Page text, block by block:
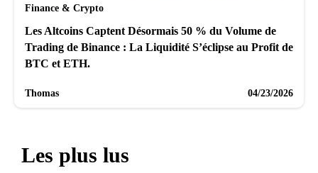
Finance & Crypto
Les Altcoins Captent Désormais 50 % du Volume de
Trading de Binance : La Liquidité S’éclipse au Profit de
BTC et ETH.
Thomas 04/23/2026
Les plus lus